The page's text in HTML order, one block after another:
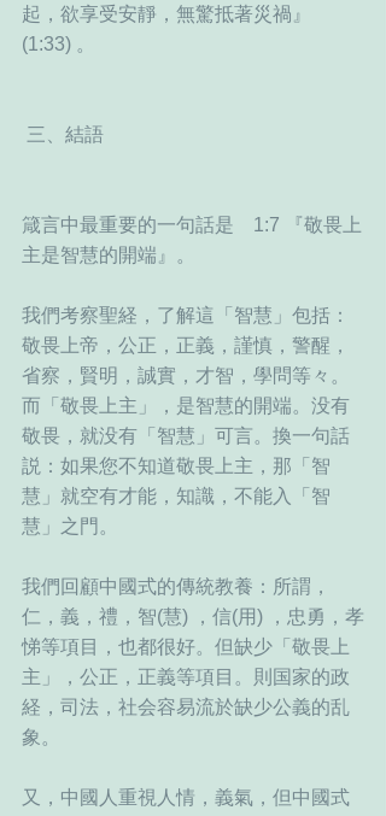
起，欲享受安靜，無驚抵著災禍』
(1:33) 。
三、結語
箴言中最重要的一句話是　1:7 『敬畏上
主是智慧的開端』。
我們考察聖経，了解這「智慧」包括：
敬畏上帝，公正，正義，謹慎，警醒，
省察，賢明，誠實，才智，學問等々。
而「敬畏上主」，是智慧的開端。没有
敬畏，就没有「智慧」可言。換一句話
説：如果您不知道敬畏上主，那「智
慧」就空有才能，知識，不能入「智
慧」之門。
我們回顧中國式的傳統教養：所謂，
仁，義，禮，智(慧) ，信(用) ，忠勇，孝
悌等項目，也都很好。但缺少「敬畏上
主」，公正，正義等項目。則国家的政
経，司法，社会容易流於缺少公義的乱
象。
又，中國人重視人情，義氣，但中國式